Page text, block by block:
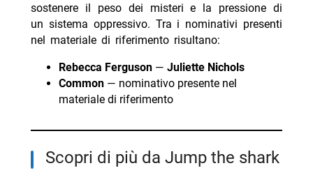
sostenere il peso dei misteri e la pressione di
un sistema oppressivo. Tra i nominativi presenti
nel materiale di riferimento risultano:
Rebecca Ferguson— Juliette Nichols
Common— nominativo presente nel
materiale di riferimento
Scopri di più da Jump the shark